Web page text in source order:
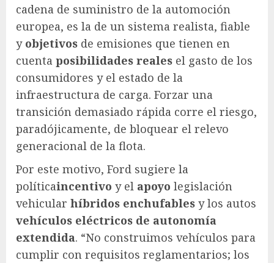
cadena de suministro de la automoción
europea, es la de un sistema realista, fiable
y objetivos de emisiones que tienen en
cuenta posibilidades reales el gasto de los
consumidores y el estado de la
infraestructura de carga. Forzar una
transición demasiado rápida corre el riesgo,
paradójicamente, de bloquear el relevo
generacional de la flota.
Por este motivo, Ford sugiere la
políticaincentivo y el apoyo legislación
vehicular híbridos enchufables y los autos
vehículos eléctricos de autonomía
extendida. “No construimos vehículos para
cumplir con requisitos reglamentarios; los